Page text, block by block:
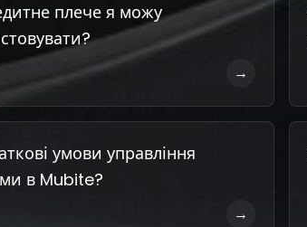
плече я можу
→
умови управління
в Mubite?
→